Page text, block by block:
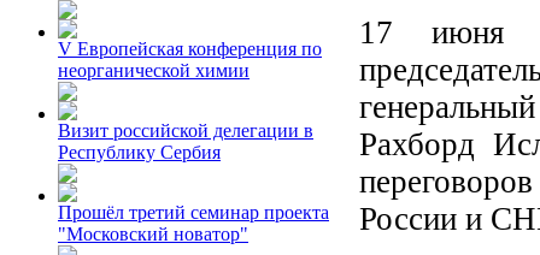
V Европейская конференция по
неорганической химии
Визит российской делегации в
Республику Сербия
Прошёл третий семинар проекта
"Московский новатор"
17 июня
Рахборд
России и